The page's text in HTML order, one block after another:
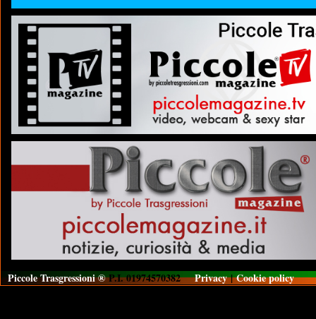
Piccole Trasgressioni ®P.I. 01974570382Privacy|Cookie policy